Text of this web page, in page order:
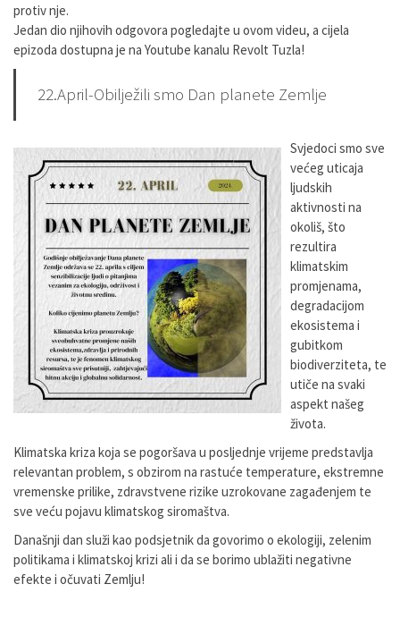
protiv nje.
Jedan dio njihovih odgovora pogledajte u ovom videu, a cijela
epizoda dostupna je na Youtube kanalu Revolt Tuzla!
22.April-Obilježili smo Dan planete Zemlje
Svjedoci smo sve
većeg uticaja
ljudskih
aktivnosti na
okoliš, što
rezultira
klimatskim
promjenama,
degradacijom
ekosistema i
gubitkom
biodiverziteta, te
utiče na svaki
aspekt našeg
života.
Klimatska kriza koja se pogoršava u posljednje vrijeme predstavlja
relevantan problem, s obzirom na rastuće temperature, ekstremne
vremenske prilike, zdravstvene rizike uzrokovane zagađenjem te
sve veću pojavu klimatskog siromaštva.
Današnji dan služi kao podsjetnik da govorimo o ekologiji, zelenim
politikama i klimatskoj krizi ali i da se borimo ublažiti negativne
efekte i očuvati Zemlju!